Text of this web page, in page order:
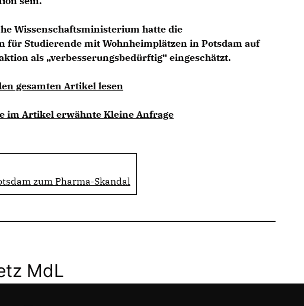
Wissenschaftsministerium hatte die
für Studierende mit Wohnheimplätzen in Potsdam auf
als „verbesserungsbedürftig“ eingeschätzt.
gesamten Artikel lesen
im Artikel erwähnte Kleine Anfrage
zum Pharma-Skandal
MdL